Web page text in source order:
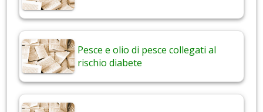
Pesce e olio di pesce collegati al
rischio diabete